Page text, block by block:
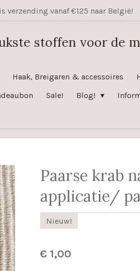
verzending vanaf €125 naar België!
stoffen voor de
Haak, Breigaren & accessoires
Sale! Blog!
Paarse krab
applicatie/
Nieuw!
€ 1,00